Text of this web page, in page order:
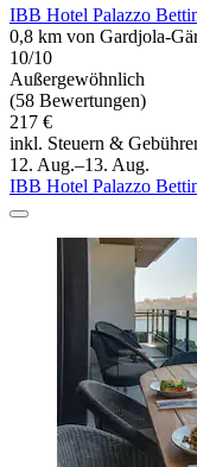
IBB Hotel Palazzo
0,8 km von Gardjola-
10/10
Außergewöhnlich
(58 Bewertungen)
217 €
inkl. Steuern &
12. Aug.–13. Aug.
IBB Hotel Palazzo